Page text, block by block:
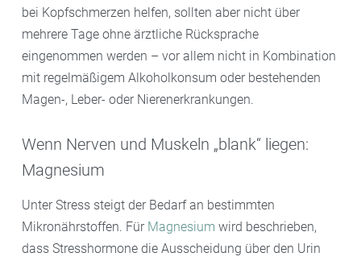
bei Kopfschmerzen helfen, sollten aber nicht über
mehrere Tage ohne ärztliche Rücksprache
eingenommen werden – vor allem nicht in Kombination
mit regelmäßigem Alkoholkonsum oder bestehenden
Magen-, Leber- oder Nierenerkrankungen.
Wenn Nerven und Muskeln „blank“ liegen:
Magnesium
Unter Stress steigt der Bedarf an bestimmten
Mikronährstoffen. Für Magnesium wird beschrieben,
dass Stresshormone die Ausscheidung über den Urin